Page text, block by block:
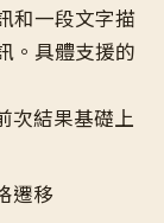
和一段文字描
。具體支援的
次結果基礎上
遷移